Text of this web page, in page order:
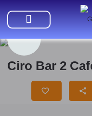
Ciro Bar 2